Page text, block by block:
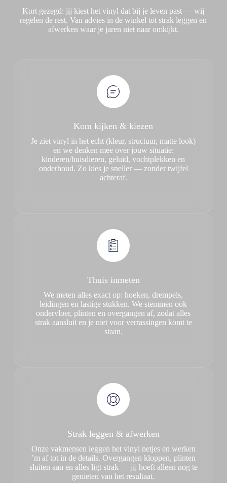
Kort gezegd: jij kiest het vinyl dat bij je leven past — wij
regelen de rest. Van advies in de winkel tot strak leggen en
afwerken waar je jaren niet naar omkijkt.
Kom kijken & kiezen
Je ziet vinyl in het echt (kleur, structuur, matte look)
en we denken mee over jouw situatie:
kinderen/huisdieren, geluid, vochtplekken en
onderhoud. Zo kies je sneller — zonder twijfel
achteraf.
Thuis inmeten
We meten alles exact op: hoeken, drempels,
leidingen en lastige stukken. We stemmen ook
ondervloer, plinten en overgangen af, zodat alles
strak aansluit en je niet voor verrassingen komt te
staan.
Strak leggen & afwerken
Onze vakmensen leggen het vinyl netjes en werken
’m af tot in de details. Overgangen kloppen, plinten
sluiten aan en alles ligt strak — jij hoeft alleen nog te
genieten van het resultaat.